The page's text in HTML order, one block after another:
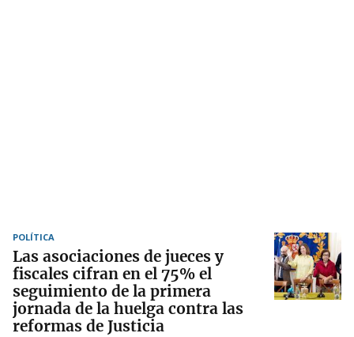
POLÍTICA
Las asociaciones de jueces y
fiscales cifran en el 75% el
seguimiento de la primera
jornada de la huelga contra las
reformas de Justicia